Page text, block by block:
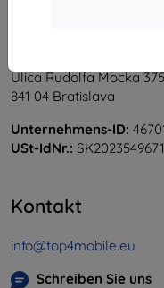
Ulica Rudolfa Mocka
841 04 Bratislava
Unternehmens-ID:
USt-IdNr.: SK2023549671
Kontakt
info@top4mobile.eu
Schreiben Sie uns